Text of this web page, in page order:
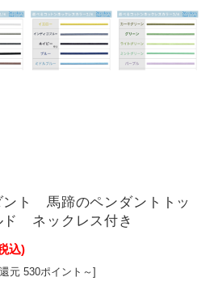
ント 馬蹄のペンダントトッ
ネックレス付き
込)
元 530ポイント～]